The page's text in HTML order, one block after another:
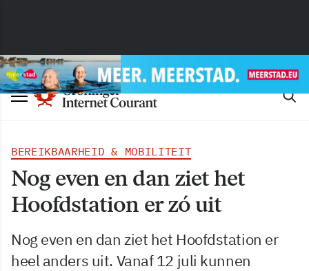
BEREIKBAARHEID & MOBILITEIT
Nog even en dan ziet het
Hoofdstation er zó uit
Nog even en dan ziet het Hoofdstation er
heel anders uit. Vanaf 12 juli kunnen